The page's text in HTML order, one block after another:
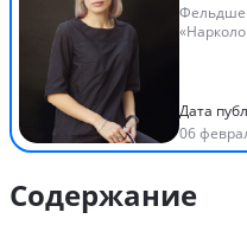
Дата
06
Содержание